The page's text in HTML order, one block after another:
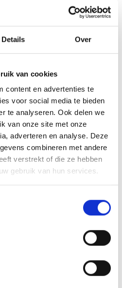
Details Over
van cookies
content en advertenties te
voor social media te bieden
te analyseren. Ook delen we
van onze site met onze
adverteren en analyse. Deze
combineren met andere
verstrekt of die ze hebben
gebruik van hun services.